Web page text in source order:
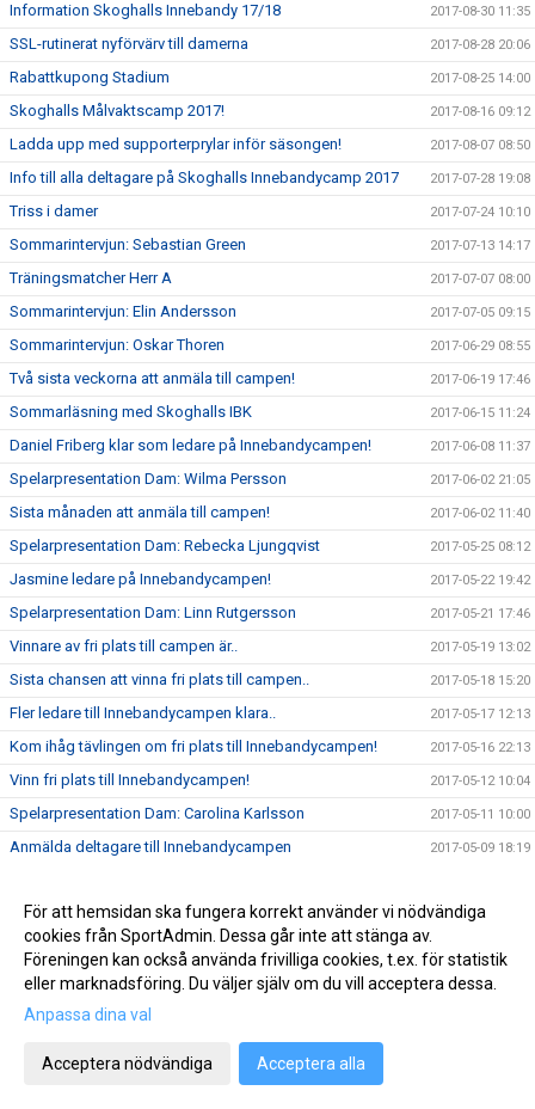
Information Skoghalls Innebandy 17/18 2017-08-30 11:35
SSL-rutinerat nyförvärv till damerna 2017-08-28 20:06
Rabattkupong Stadium 2017-08-25 14:00
Skoghalls Målvaktscamp 2017! 2017-08-16 09:12
Ladda upp med supporterprylar inför säsongen! 2017-08-07 08:50
Info till alla deltagare på Skoghalls Innebandycamp 2017 2017-07-28 19:08
Triss i damer 2017-07-24 10:10
Sommarintervjun: Sebastian Green 2017-07-13 14:17
Träningsmatcher Herr A 2017-07-07 08:00
Sommarintervjun: Elin Andersson 2017-07-05 09:15
Sommarintervjun: Oskar Thoren 2017-06-29 08:55
Två sista veckorna att anmäla till campen! 2017-06-19 17:46
Sommarläsning med Skoghalls IBK 2017-06-15 11:24
Daniel Friberg klar som ledare på Innebandycampen! 2017-06-08 11:37
Spelarpresentation Dam: Wilma Persson 2017-06-02 21:05
Sista månaden att anmäla till campen! 2017-06-02 11:40
Spelarpresentation Dam: Rebecka Ljungqvist 2017-05-25 08:12
Jasmine ledare på Innebandycampen! 2017-05-22 19:42
Spelarpresentation Dam: Linn Rutgersson 2017-05-21 17:46
Vinnare av fri plats till campen är.. 2017-05-19 13:02
Sista chansen att vinna fri plats till campen.. 2017-05-18 15:20
Fler ledare till Innebandycampen klara.. 2017-05-17 12:13
Kom ihåg tävlingen om fri plats till Innebandycampen! 2017-05-16 22:13
Vinn fri plats till Innebandycampen! 2017-05-12 10:04
Spelarpresentation Dam: Carolina Karlsson 2017-05-11 10:00
Anmälda deltagare till Innebandycampen 2017-05-09 18:19
Klara ledare till Skoghalls Innebandycamp 2017 2017-05-04 09:53
Hansen och Green klara för Skoghalls IBK
Spelarpresenation Dam: Elsa Flodell 2017-05-03 20:53
Jasmine uttagen till regionsträff
Lagbygget Allsvenskan Herrar 17/18
Spelarpresentation Dam: Josefin Begwall
För att hemsidan ska fungera korrekt använder vi nödvändiga
cookies från SportAdmin. Dessa går inte att stänga av.
Föreningen kan också använda frivilliga cookies, t.ex. för statistik
eller marknadsföring. Du väljer själv om du vill acceptera dessa.
Anpassa dina val
Acceptera nödvändiga Acceptera alla